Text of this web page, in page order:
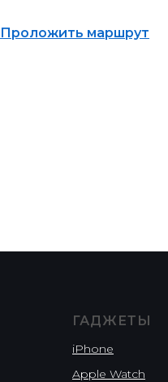
Проложить маршрут
ГАДЖЕТЫ
iPhone
Apple Watch